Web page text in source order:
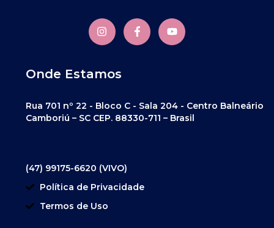
Onde Estamos
Rua 701 nº 22 - Bloco C - Sala 204 - Centro Balneário
Camboriú – SC CEP. 88330-711 – Brasil
(47) 99175-6620 (VIVO)
Política de Privacidade
Termos de Uso